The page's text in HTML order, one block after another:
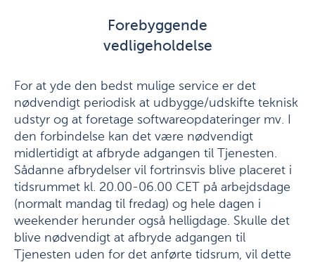
Forebyggende
vedligeholdelse
For at yde den bedst mulige service er det
nødvendigt periodisk at udbygge/udskifte teknisk
udstyr og at foretage softwareopdateringer mv. I
den forbindelse kan det være nødvendigt
midlertidigt at afbryde adgangen til Tjenesten.
Sådanne afbrydelser vil fortrinsvis blive placeret i
tidsrummet kl. 20.00-06.00 CET på arbejdsdage
(normalt mandag til fredag) og hele dagen i
weekender herunder også helligdage. Skulle det
blive nødvendigt at afbryde adgangen til
Tjenesten uden for det anførte tidsrum, vil dette